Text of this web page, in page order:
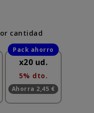
cantidad
x20 ud.
5% dto.
Ahorra 2,45 €